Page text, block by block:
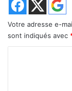
Votre adresse e-
sont indiqués avec